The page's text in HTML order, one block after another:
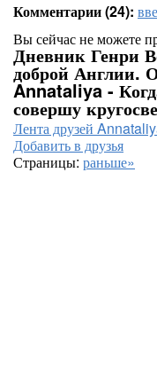
Комментарии (24):
Вы сейчас не можете
Дневник Генри
доброй Англии.
Annataliya -
совершу
Лента друзей
Добавить в друзья
Страницы: раньше»